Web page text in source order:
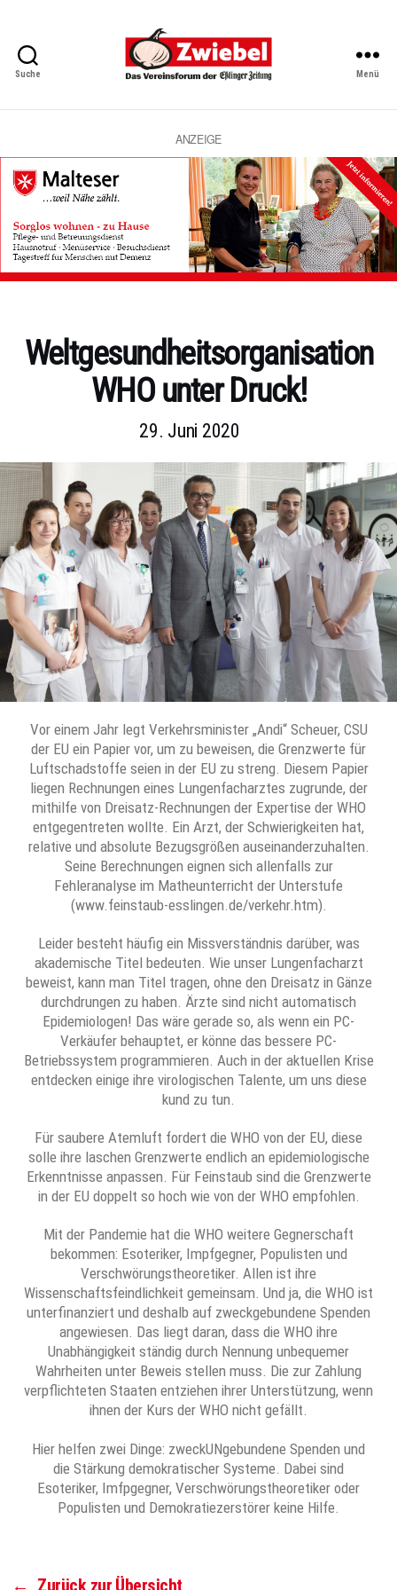
Suche
Vereinsforum
Eßlinger
Zeitung
Menü
ANZEIGE
Kategorien
Weltgesundheitsorganisation
WHO unter Druck!
29. Juni 2020
Vor einem Jahr legt Verkehrsminister „Andi“ Scheuer, CSU
der EU ein Papier vor, um zu beweisen, die Grenzwerte für
Luftschadstoffe seien in der EU zu streng. Diesem Papier
liegen Rechnungen eines Lungenfacharztes zugrunde, der
mithilfe von Dreisatz-Rechnungen der Expertise der WHO
entgegentreten wollte. Ein Arzt, der Schwierigkeiten hat,
relative und absolute Bezugsgrößen auseinanderzuhalten.
Seine Berechnungen eignen sich allenfalls zur
Fehleranalyse im Matheunterricht der Unterstufe
(www.feinstaub-esslingen.de/verkehr.htm).
Leider besteht häufig ein Missverständnis darüber, was
akademische Titel bedeuten. Wie unser Lungenfacharzt
beweist, kann man Titel tragen, ohne den Dreisatz in Gänze
durchdrungen zu haben. Ärzte sind nicht automatisch
Epidemiologen! Das wäre gerade so, als wenn ein PC-
Verkäufer behauptet, er könne das bessere PC-
Betriebssystem programmieren. Auch in der aktuellen Krise
entdecken einige ihre virologischen Talente, um uns diese
kund zu tun.
Für saubere Atemluft fordert die WHO von der EU, diese
solle ihre laschen Grenzwerte endlich an epidemiologische
Erkenntnisse anpassen. Für Feinstaub sind die Grenzwerte
in der EU doppelt so hoch wie von der WHO empfohlen.
Mit der Pandemie hat die WHO weitere Gegnerschaft
bekommen: Esoteriker, Impfgegner, Populisten und
Verschwörungstheoretiker. Allen ist ihre
Wissenschaftsfeindlichkeit gemeinsam. Und ja, die WHO ist
unterfinanziert und deshalb auf zweckgebundene Spenden
angewiesen. Das liegt daran, dass die WHO ihre
Unabhängigkeit ständig durch Nennung unbequemer
Wahrheiten unter Beweis stellen muss. Die zur Zahlung
verpflichteten Staaten entziehen ihrer Unterstützung, wenn
ihnen der Kurs der WHO nicht gefällt.
Hier helfen zwei Dinge: zweckUNgebundene Spenden und
die Stärkung demokratischer Systeme. Dabei sind
Esoteriker, Imfpgegner, Verschwörungstheoretiker oder
Populisten und Demokratiezerstörer keine Hilfe.
← Zurück zur Übersicht